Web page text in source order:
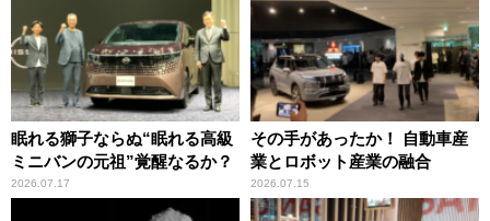
眠れる獅子ならぬ“眠れる高級
ミニバンの元祖”覚醒なるか？
2026.07.17
その手があったか！ 自動車産
業とロボット産業の融合
2026.07.15